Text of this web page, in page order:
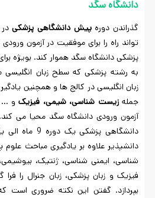
دانشگاه سگد
گذراندن دورهپیش دانشگاهی پزشکیدر
تواند راه را برای موفقیت در آزمون
پزشکی دانشگاه سگد هموار کند. بویژه
به رشته پزشکی که سطح زبان انگلیسی
زبان انگلیسی در کالج ها و همچنین
جملهزیست شناسی، شیمی، فیزیکو …
آزمون ورودی دانشگاه سگد محیا می
دانشگاهی
دانشپذیر علاوه بر یادگیری مباحث
شناسی، ایمنی شناسی، ژنتیک،
فیزیک و زبان پزشکی، زبان جنرال را
بپردازد. گفتن این نکته ضروری است